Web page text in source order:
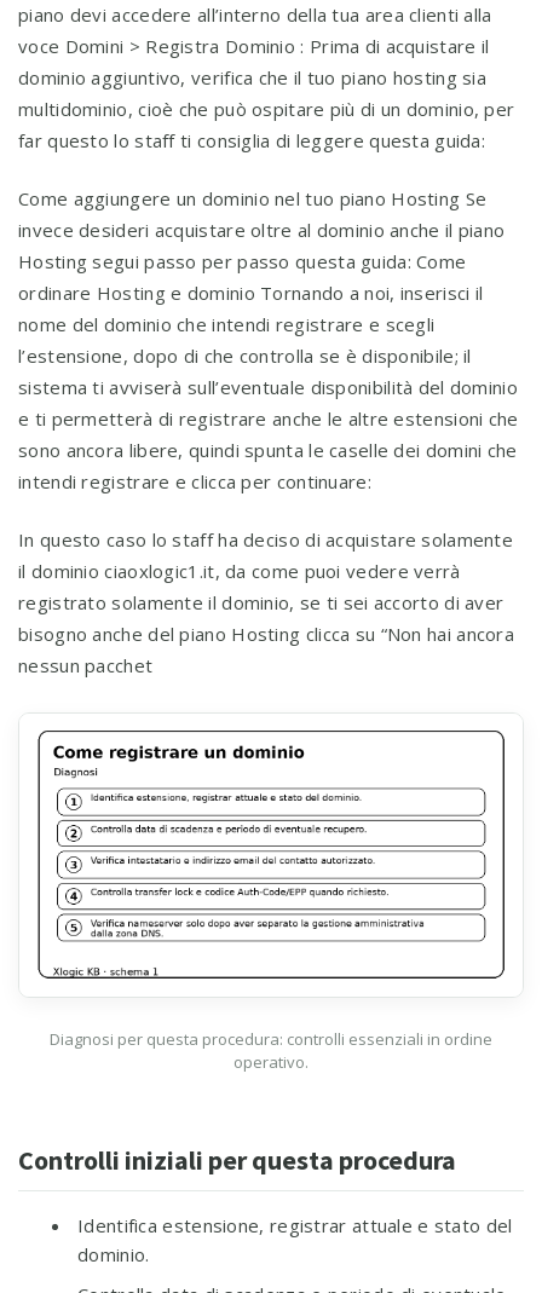
piano devi accedere all’interno della tua area clienti alla
voce Domini > Registra Dominio : Prima di acquistare il
dominio aggiuntivo, verifica che il tuo piano hosting sia
multidominio, cioè che può ospitare più di un dominio, per
far questo lo staff ti consiglia di leggere questa guida:
Come aggiungere un dominio nel tuo piano Hosting Se
invece desideri acquistare oltre al dominio anche il piano
Hosting segui passo per passo questa guida: Come
ordinare Hosting e dominio Tornando a noi, inserisci il
nome del dominio che intendi registrare e scegli
l’estensione, dopo di che controlla se è disponibile; il
sistema ti avviserà sull’eventuale disponibilità del dominio
e ti permetterà di registrare anche le altre estensioni che
sono ancora libere, quindi spunta le caselle dei domini che
intendi registrare e clicca per continuare:
In questo caso lo staff ha deciso di acquistare solamente
il dominio ciaoxlogic1.it, da come puoi vedere verrà
registrato solamente il dominio, se ti sei accorto di aver
bisogno anche del piano Hosting clicca su “Non hai ancora
nessun pacchet
Diagnosi per questa procedura: controlli essenziali in ordine
operativo.
Controlli iniziali per questa procedura
Identifica estensione, registrar attuale e stato del
dominio.